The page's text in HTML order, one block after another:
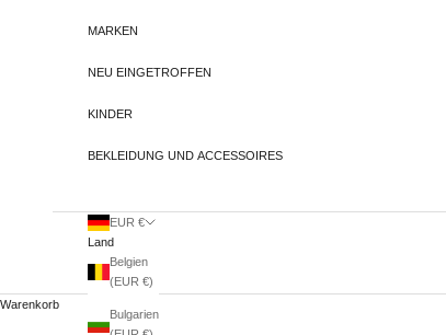
MARKEN
NEU EINGETROFFEN
KINDER
BEKLEIDUNG UND ACCESSOIRES
EUR €
Land
Belgien
(EUR €)
Bulgarien
Warenkorb